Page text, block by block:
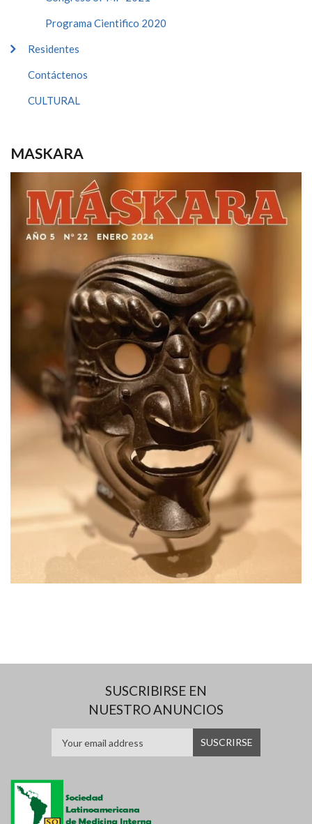
Programa Cientifico 2020
Residentes
Contáctenos
CULTURAL
MASKARA
SUSCRIBIRSE EN
NUESTRO ANUNCIOS